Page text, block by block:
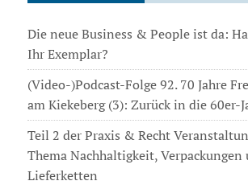
Die neue Business & People ist da:
Ihr Exemplar?
(Video-)Podcast-Folge 92. 70 Jahre
am Kiekeberg (3): Zurück in die 60er-
Teil 2 der Praxis & Recht
Thema Nachhaltigkeit, Verpackungen
Lieferketten